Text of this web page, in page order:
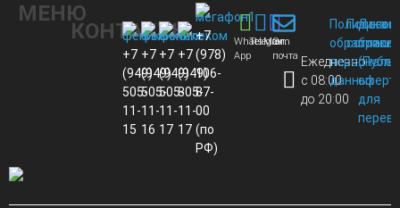
МЕНЮ
КОНТАКТЫ
+7
(949)
505-
11-
15
+7
(949)
505-
11-
16
+7
(949)
505-
11-
17
+7
(949)
805-
11-
17
+7
(978)
106-
87-
00
(по
РФ)
Whats
App
Telegram
MaxЭл.
почта Ежедневно
с 08:00
до 20:00
Политика
обработки
данных
для